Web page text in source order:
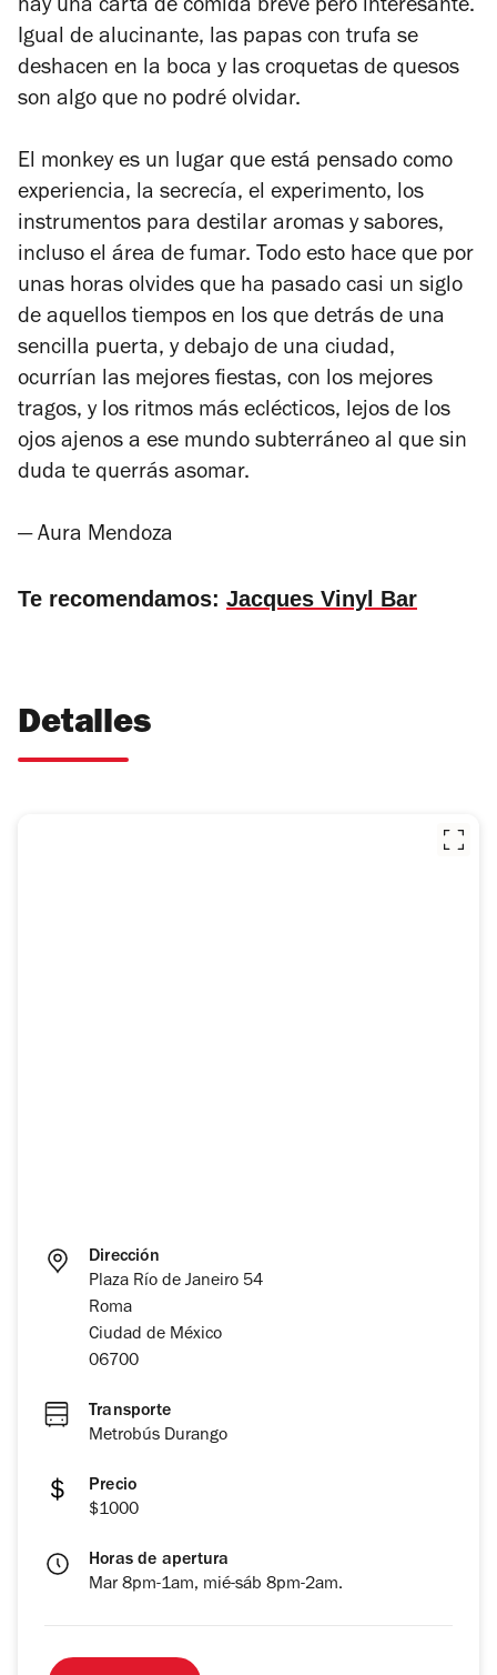
hay una carta de comida breve pero interesante.
Igual de alucinante, las papas con trufa se
deshacen en la boca y las croquetas de quesos
son algo que no podré olvidar.
El monkey es un lugar que está pensado como
experiencia, la secrecía, el experimento, los
instrumentos para destilar aromas y sabores,
incluso el área de fumar. Todo esto hace que por
unas horas olvides que ha pasado casi un siglo
de aquellos tiempos en los que detrás de una
sencilla puerta, y debajo de una ciudad,
ocurrían las mejores fiestas, con los mejores
tragos, y los ritmos más eclécticos, lejos de los
ojos ajenos a ese mundo subterráneo al que sin
duda te querrás asomar.
— Aura Mendoza
Te recomendamos: Jacques Vinyl Bar
Detalles
Dirección
Plaza Río de Janeiro 54
Roma
Ciudad de México
06700
Transporte
Metrobús Durango
Precio
$1000
Horas de apertura
Mar 8pm-1am, mié-sáb 8pm-2am.